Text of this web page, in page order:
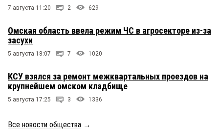
7 августа 11:20 2 629
Омская область ввела режим ЧС в агросекторе из-за
засухи
5 августа 18:07 7 1020
КСУ взялся за ремонт межквартальных проездов на
крупнейшем омском кладбище
5 августа 17:25 3 1336
Все новости общества →